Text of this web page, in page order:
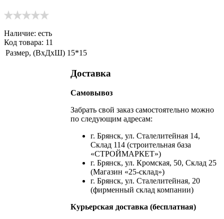
Наличие: есть
Код товара: 11
Размер, (ВхДхШ) 15*15
Доставка
Самовывоз
Забрать свой заказ самостоятельно можно
по следующим адресам:
г. Брянск, ул. Сталелитейная 14,
Склад 114 (строительная база
«СТРОЙМАРКЕТ»)
г. Брянск, ул. Кромская, 50, Склад 25
(Магазин «25-склад»)
г. Брянск, ул. Сталелитейная, 20
(фирменный склад компании)
Курьерская доставка (бесплатная)